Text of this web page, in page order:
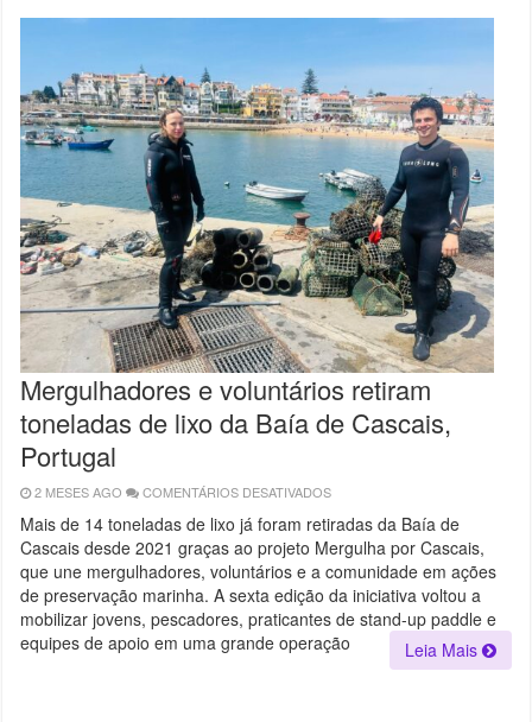
ABERTAS
EM
PORTUGAL
Mergulhadores e voluntários retiram
toneladas de lixo da Baía de Cascais,
Portugal
2 MESES AGO COMENTÁRIOS DESATIVADOS
E
VOLUNTÁRIOS
RETIRAM
TONELADAS
DE
LIXO
DA
BAÍA
DE
CASCAIS,
Mais de 14 toneladas de lixo já foram retiradas da Baía de
Cascais desde 2021 graças ao projeto Mergulha por Cascais,
que une mergulhadores, voluntários e a comunidade em ações
de preservação marinha. A sexta edição da iniciativa voltou a
mobilizar jovens, pescadores, praticantes de stand-up paddle e
equipes de apoio em uma grande operação
Leia Mais